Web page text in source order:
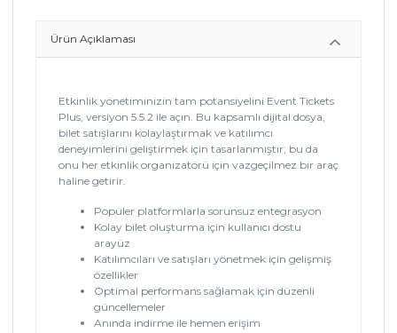
Ürün Açıklaması
Etkinlik yönetiminizin tam potansiyelini Event Tickets
Plus, versiyon 5.5.2 ile açın. Bu kapsamlı dijital dosya,
bilet satışlarını kolaylaştırmak ve katılımcı
deneyimlerini geliştirmek için tasarlanmıştır; bu da
onu her etkinlik organizatörü için vazgeçilmez bir araç
haline getirir.
Popüler platformlarla sorunsuz entegrasyon
Kolay bilet oluşturma için kullanıcı dostu
arayüz
Katılımcıları ve satışları yönetmek için gelişmiş
özellikler
Optimal performans sağlamak için düzenli
güncellemeler
Anında indirme ile hemen erişim